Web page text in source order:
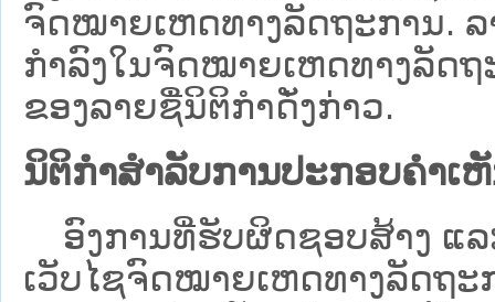
ຈົດໝາຍເຫດທາງລັດຖະການ.
ກຳລົງໃນຈົດໝາຍເຫດທາງລັດ
ຂອງລາຍຊື່ນິຕິກໍາດັ່ງກ່າວ.
ນິຕິກຳສຳລັບການປະກອບຄຳເ
ອົງການທີ່ຮັບຜິດຊອບສ້າງ ແລ
ເວັບ​ໄຊຈົດໝາຍເຫດທາງລັດຖະ